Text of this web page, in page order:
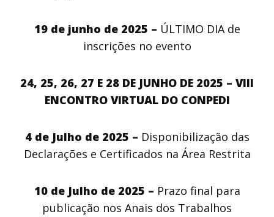
19 de junho de 2025 – ÚLTIMO DIA de
inscrições no evento
24, 25, 26, 27 E 28 DE JUNHO DE 2025 – VIII
ENCONTRO VIRTUAL DO CONPEDI
4 de Julho de 2025 – Disponibilização das
Declarações e Certificados na Área Restrita
10 de Julho de 2025 – Prazo final para
publicação nos Anais dos Trabalhos